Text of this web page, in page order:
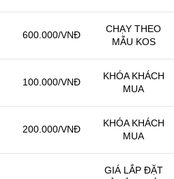
600.000/VNĐ
CHẠY THEO
MẪU KOS
100.000/VNĐ
KHÓA KHÁCH
MUA
200.000/VNĐ
KHÓA KHÁCH
MUA
GIÁ LẮP ĐẶT